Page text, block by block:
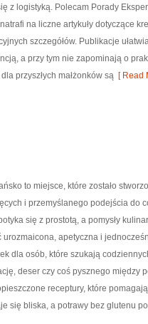
z logistyką. Polecam Porady
na liczne artykuły dotyczące
szczegółów. Publikacje
a przy tym nie zapominają o
przyszłych małżonków są [ Read
to miejsce, które zostało
i przemyślanego podejścia do
się z prostotą, a pomysły
urozmaicona, apetyczna i
dla osób, które szukają
deser czy coś pysznego między
receptury, które
się bliska, a potrawy bez glutenu